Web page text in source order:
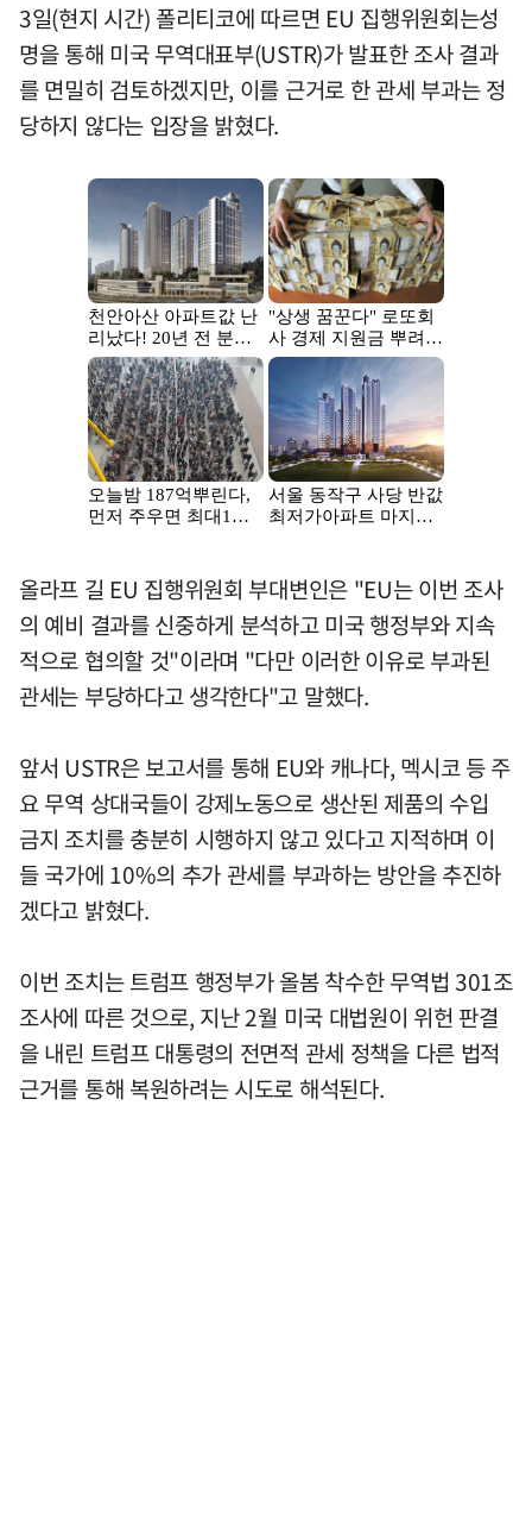
3일(현지 시간) 폴리티코에 따르면 EU 집행위원회는성
명을 통해 미국 무역대표부(USTR)가 발표한 조사 결과
를 면밀히 검토하겠지만, 이를 근거로 한 관세 부과는 정
당하지 않다는 입장을 밝혔다.
올라프 길 EU 집행위원회 부대변인은 "EU는 이번 조사
의 예비 결과를 신중하게 분석하고 미국 행정부와 지속
적으로 협의할 것"이라며 "다만 이러한 이유로 부과된
관세는 부당하다고 생각한다"고 말했다.
앞서 USTR은 보고서를 통해 EU와 캐나다, 멕시코 등 주
요 무역 상대국들이 강제노동으로 생산된 제품의 수입
금지 조치를 충분히 시행하지 않고 있다고 지적하며 이
들 국가에 10%의 추가 관세를 부과하는 방안을 추진하
겠다고 밝혔다.
이번 조치는 트럼프 행정부가 올봄 착수한 무역법 301조
조사에 따른 것으로, 지난 2월 미국 대법원이 위헌 판결
을 내린 트럼프 대통령의 전면적 관세 정책을 다른 법적
근거를 통해 복원하려는 시도로 해석된다.